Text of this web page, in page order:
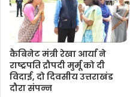
कैबिनेट मंत्री रेखा आर्या ने
राष्ट्रपति द्रौपदी मुर्मू को दी
विदाई, दो दिवसीय उत्तराखंड
दौरा संपन्न